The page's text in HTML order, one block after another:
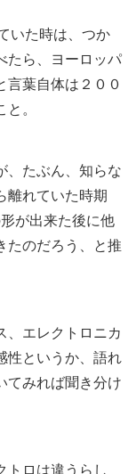
いた時は、つか
たら、ヨーロッパ
言葉自体は２００
。
、たぶん、知らな
離れていた時期
が出来た後に他
たのだろう、と推
、エレクトロニカ
性というか、語れ
てみれば聞き分け
トロは違うらし